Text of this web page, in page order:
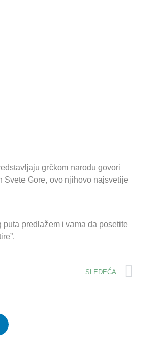
grčkom narodu govori
Svete Gore, ovo njihovo najsvetije
puta predlažem i vama da posetite
SLEDEĆA